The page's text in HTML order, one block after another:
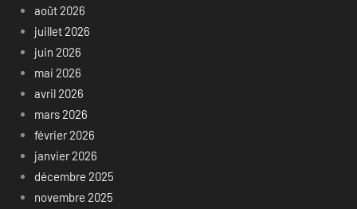
août 2026
juillet 2026
juin 2026
mai 2026
avril 2026
mars 2026
février 2026
janvier 2026
décembre 2025
novembre 2025